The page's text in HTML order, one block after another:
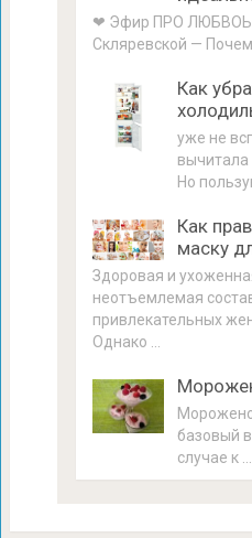
❤ Эфир ПРО ЛЮБВОЬ
Скляревской —
Как
уже не
вычитала
Но
Как
маску
Здоровая и
неотъемлемая
привлекательных
Однако …
базовый
случае к …